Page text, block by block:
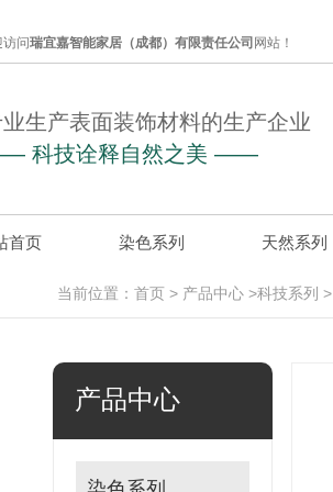
问瑞宜嘉智能家居（成都）有限责任公司 网站！
生产表面装饰材料的生产企业
科技诠释自然之美 ——
首页 染色系列 天然系列
当前位置： 首页 > 产品中心 >科技系列 >
产品中心